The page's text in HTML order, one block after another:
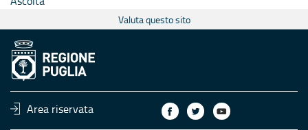
Valuta questo sito
Area riservata